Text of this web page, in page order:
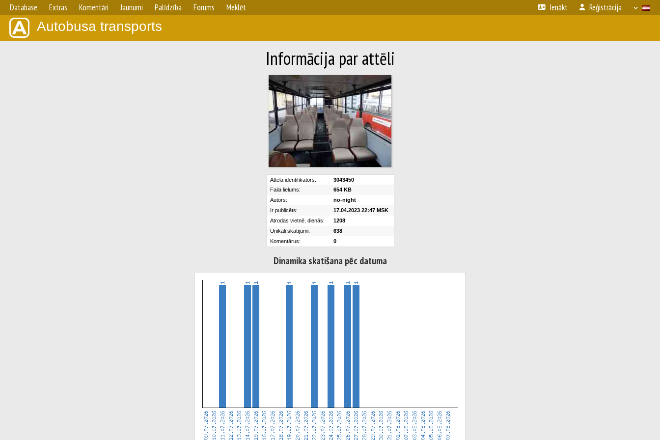
Database Extras Komentāri Jaunumi Palīdzība Forums Meklēt Ienākt Reģistrācija
Autobusa transports
Informācija par attēli
Attēla identifikātors:
3043450
Faila lielums:
654 KB
Autors:
no-night
Ir publicēts:
17.04.2023 22:47 MSK
Atrodas vietnē, dienās:
1208
Unikāli skatījumi:
638
Komentārus:
0
Dinamika skatišana pēc datuma